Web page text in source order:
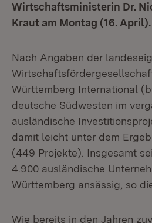
Wirtschaftsministerin Dr.
Kraut am Montag (16. April).
Nach Angaben der
Württemberg International
deutsche Südwesten im
ausländische
damit leicht unter dem
(449 Projekte). Insgesamt
4.900 ausländische
Württemberg ansässig, so
Wie bereits in den Jahren